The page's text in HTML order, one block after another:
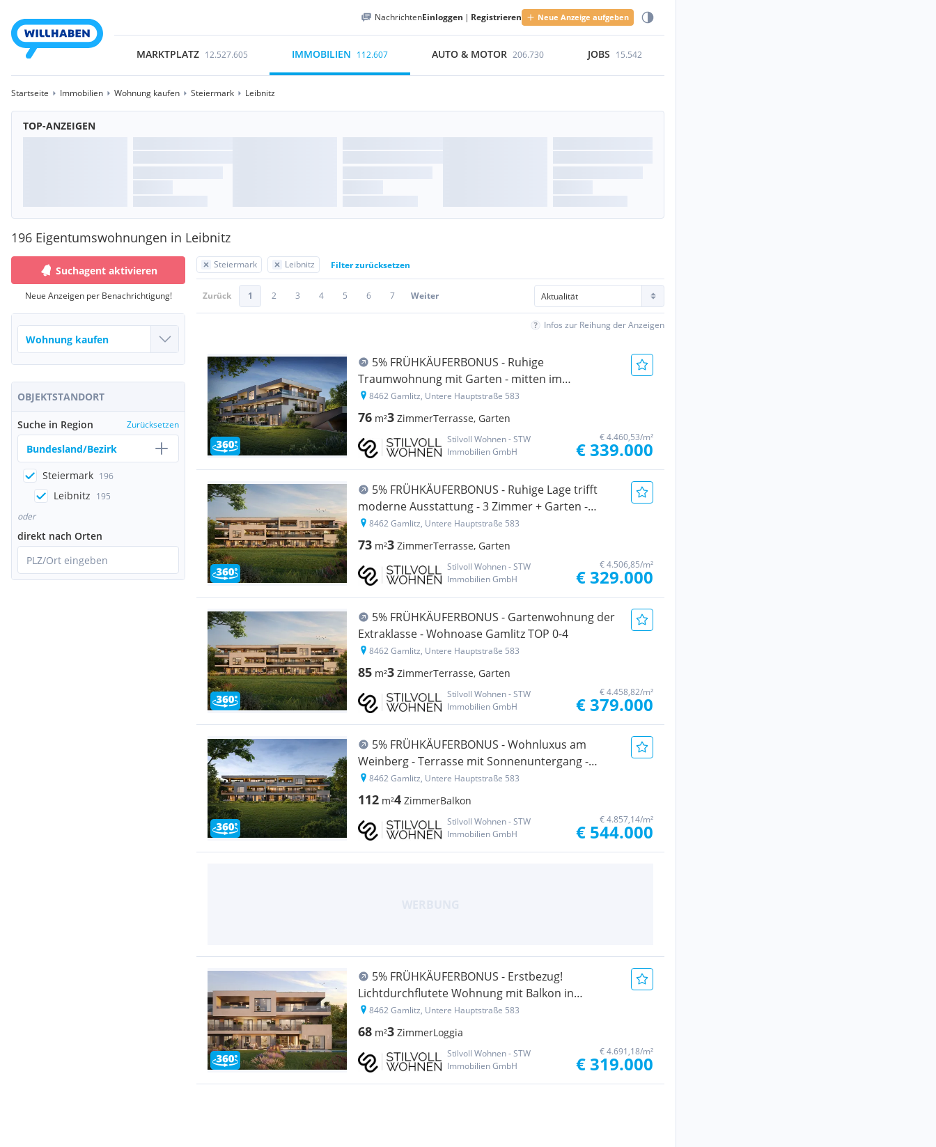
NachrichtenEinloggen | Registrieren Neue Anzeige aufgeben
MARKTPLATZ 12.527.605 IMMOBILIEN 112.607 AUTO & MOTOR 206.730 JOBS 15.542
Startseite Immobilien Wohnung kaufen Steiermark Leibnitz
TOP-ANZEIGEN
196 Eigentumswohnungen in Leibnitz
Suchagent aktivieren
Neue Anzeigen per Benachrichtigung!
OBJEKTSTANDORT
Suche in Region Zurücksetzen
Bundesland/Bezirk
Steiermark 196
Leibnitz 195
oder
direkt nach Orten
PLZ/Ort eingeben
Steiermark Leibnitz Filter zurücksetzen
Zurück 1 2 3 4 5 6 7 Weiter
Infos zur Reihung der Anzeigen
5% FRÜHKÄUFERBONUS - Ruhige
Traumwohnung mit Garten - mitten im
Naturparadies - Wohnoase Gamlitz TOP 0-2
8462 Gamlitz, Untere Hauptstraße 583
76 m²3 ZimmerTerrasse, Garten
Stilvoll Wohnen - STW
Immobilien GmbH
€ 4.460,53/m²
€ 339.000
5% FRÜHKÄUFERBONUS - Ruhige Lage trifft
moderne Ausstattung - 3 Zimmer + Garten -
Wohnoase Gamlitz TOP 0-3
8462 Gamlitz, Untere Hauptstraße 583
73 m²3 ZimmerTerrasse, Garten
Stilvoll Wohnen - STW
Immobilien GmbH
€ 4.506,85/m²
€ 329.000
5% FRÜHKÄUFERBONUS - Gartenwohnung der
Extraklasse - Wohnoase Gamlitz TOP 0-4
8462 Gamlitz, Untere Hauptstraße 583
85 m²3 ZimmerTerrasse, Garten
Stilvoll Wohnen - STW
Immobilien GmbH
€ 4.458,82/m²
€ 379.000
5% FRÜHKÄUFERBONUS - Wohnluxus am
Weinberg - Terrasse mit Sonnenuntergang -
Wohnoase Gamlitz TOP 1-1
8462 Gamlitz, Untere Hauptstraße 583
112 m²4 ZimmerBalkon
Stilvoll Wohnen - STW
Immobilien GmbH
€ 4.857,14/m²
€ 544.000
5% FRÜHKÄUFERBONUS - Erstbezug!
Lichtdurchflutete Wohnung mit Balkon in
Ruhelage - Wohnoase Gamlitz TOP 1-4
8462 Gamlitz, Untere Hauptstraße 583
68 m²3 ZimmerLoggia
Stilvoll Wohnen - STW
Immobilien GmbH
€ 4.691,18/m²
€ 319.000